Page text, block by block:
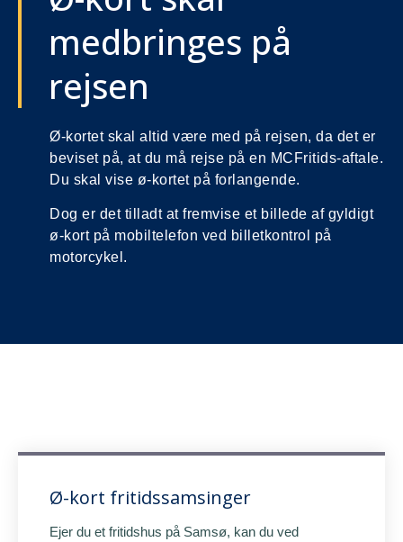
medbringes på
rejsen
Ø-kortet skal altid være med på rejsen, da det er
beviset på, at du må rejse på en MCFritids-aftale.
Du skal vise ø-kortet på forlangende.
Dog er det tilladt at fremvise et billede af gyldigt
ø-kort på mobiltelefon ved billetkontrol på
motorcykel.
Ø-kort fritidssamsinger
Ejer du et fritidshus på Samsø, kan du ved